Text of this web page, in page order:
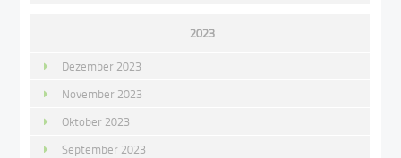
2023
Dezember 2023
November 2023
Oktober 2023
September 2023